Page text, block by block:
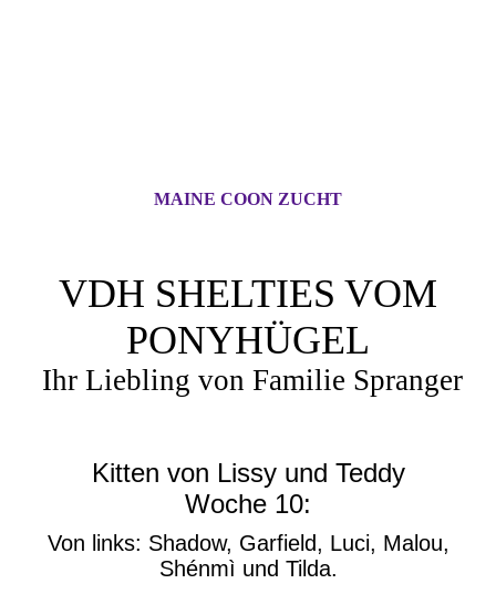
MAINE COON ZUCHT
VDH SHELTIES VOM
PONYHÜGEL
Ihr Liebling von Familie Spranger
Kitten von Lissy und Teddy
Woche 10:
Von links: Shadow, Garfield, Luci, Malou,
Shénmì und Tilda.